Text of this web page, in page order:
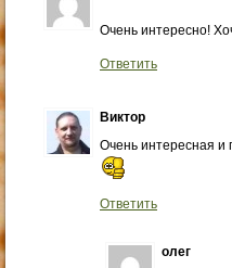
Очень интересно!
Ответить
Виктор
Очень интересная и
Ответить
олег